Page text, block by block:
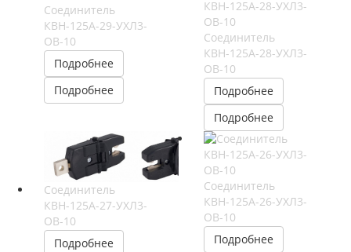
Соединитель
КВН-125А-29-УХЛ3-
ОВ-10
Подробнее
Подробнее
Соединитель
КВН-125А-28-УХЛ3-
ОВ-10
Подробнее
Подробнее
Соединитель
КВН-125А-27-УХЛ3-
ОВ-10
Подробнее
Соединитель
КВН-125А-26-УХЛ3-
ОВ-10
Подробнее